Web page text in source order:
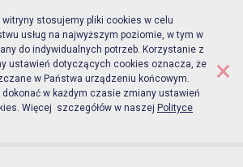
Publicznej
zawartości
stosujemy pliki cookies w celu
usług na najwyższym poziomie, w tym w
do indywidualnych potrzeb. Korzystanie z
ustawień dotyczących cookies oznacza, że
w Państwa urządzeniu końcowym.
dokonać w każdym czasie zmiany ustawień
Więcej szczegółów w naszej Polityce
×